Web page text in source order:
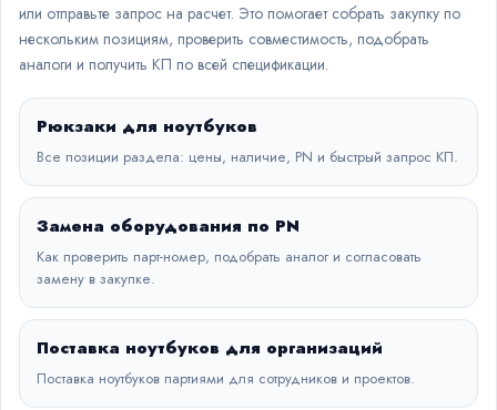
или отправьте запрос на расчет. Это помогает собрать закупку по
нескольким позициям, проверить совместимость, подобрать
аналоги и получить КП по всей спецификации.
Рюкзаки для ноутбуков
Все позиции раздела: цены, наличие, PN и быстрый запрос КП.
Замена оборудования по PN
Как проверить парт-номер, подобрать аналог и согласовать
замену в закупке.
Поставка ноутбуков для организаций
Поставка ноутбуков партиями для сотрудников и проектов.